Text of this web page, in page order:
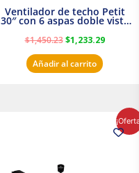
Ventilador de techo Petit
30″ con 6 aspas doble vista
Satinado Masterfan
$1,450.23 $1,233.29
Añadir al carrito
precio
actual